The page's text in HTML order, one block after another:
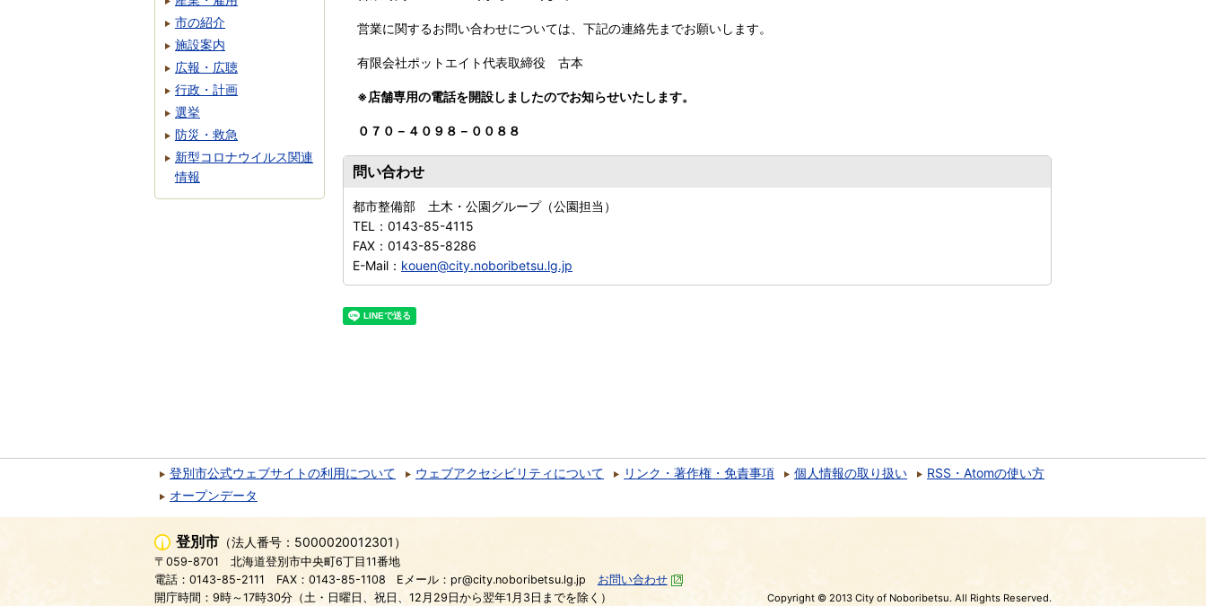
営業に関するお問い合わせについては、下記の連絡先までお願いします。
有限会社ポットエイト代表取締役 古本
※店舗専用の電話を開設しましたのでお知らせいたします。
０７０－４０９８－００８８
問い合わせ
都市整備部 土木・公園グループ（公園担当）
TEL： 0143-85-4115
FAX： 0143-85-8286
E-Mail： kouen@city.noboribetsu.lg.jp
市の紹介
施設案内
広報・広聴
行政・計画
選挙
防災・救急
新型コロナウイルス関連
情報
登別市公式ウェブサイトの利用について ウェブアクセシビリティについて リンク・著作権・免責事項 個人情報の取り扱い
RSS・Atomの使い方
オープンデータ
登別市 （法人番号：5000020012301）
〒059-8701
北海道登別市中央町6丁目11番地
電話：0143-85-2111
FAX：0143-85-1108 Eメール：pr@city.noboribetsu.lg.jp
お問い合わせ
開庁時間：9時～17時30分（土・日曜日、祝日、12月29日から翌年1月3日までを除く）
Copyright © 2013 City of Noboribetsu. All Rights Reserved.